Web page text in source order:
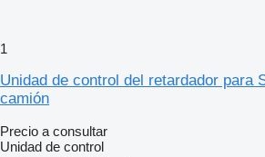
1
Unidad de control del retardador para
camión
Precio a consultar
Unidad de control